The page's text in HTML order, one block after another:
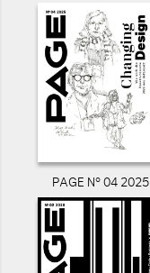
PAGE N° 04 2025